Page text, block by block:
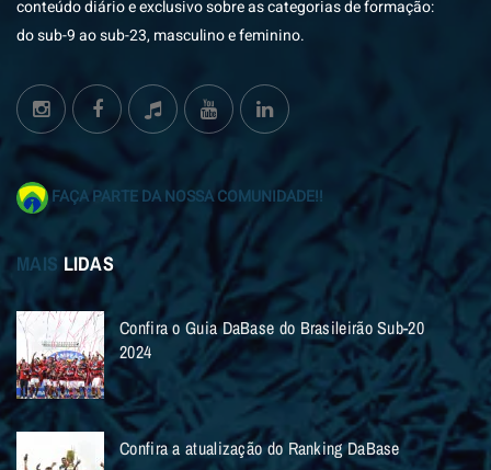
conteúdo diário e exclusivo sobre as categorias de formação:
do sub-9 ao sub-23, masculino e feminino.
FAÇA PARTE DA NOSSA COMUNIDADE!!
MAIS LIDAS
Confira o Guia DaBase do Brasileirão Sub-20
2024
Confira a atualização do Ranking DaBase